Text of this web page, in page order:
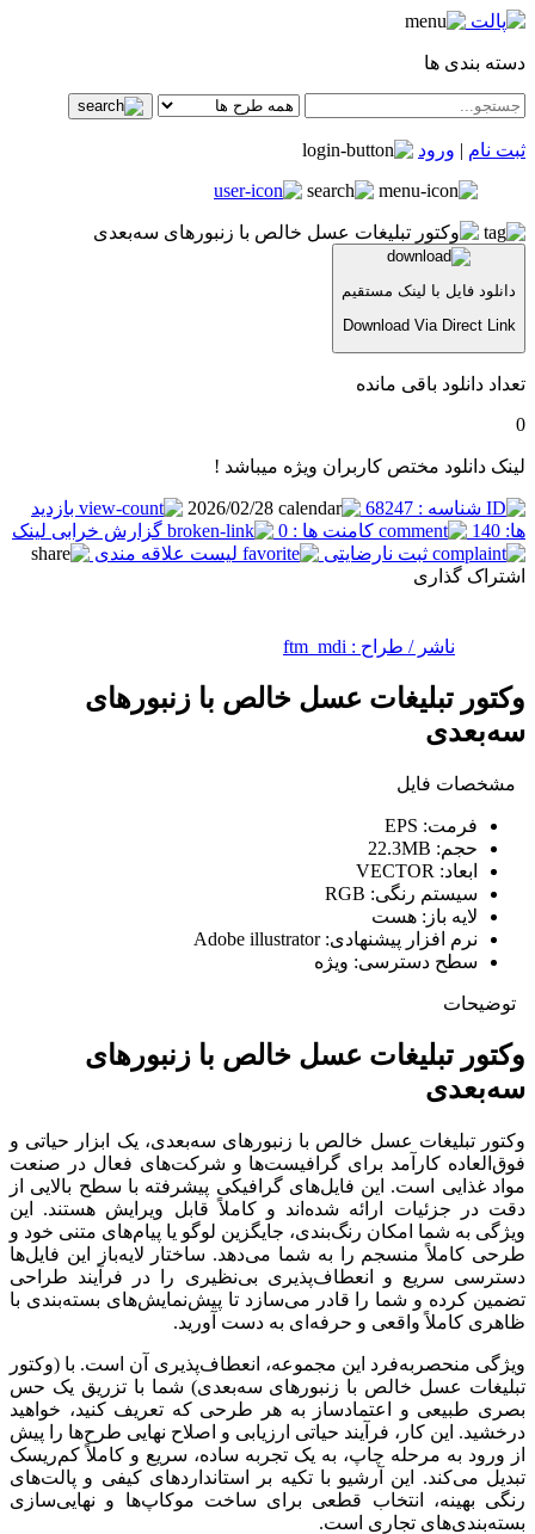
دسته بندی ها
ثبت نام | ورود
دانلود فایل با لینک مستقیم
Download Via Direct Link
تعداد دانلود باقی مانده
0
لینک دانلود مختص کاربران ویژه میباشد !
شناسه : 68247
بازدید
ها: 140
کامنت ها : 0
گزارش خرابی لینک
ثبت نارضایتی
لیست علاقه مندی
اشتراک گذاری
ناشر / طراح : ftm_mdi
وکتور تبلیغات عسل خالص با زنبورهای
سه‎‌بعدی
مشخصات فایل
فرمت:
حجم:
ابعاد:
سیستم رنگی:
لایه باز: هست
نرم افزار پیشنهادی: Adobe illustrator
سطح دسترسی: ویژه
توضیحات
وکتور تبلیغات عسل خالص با زنبورهای
سه‎‌بعدی
وکتور تبلیغات عسل خالص با زنبورهای سه‎‌بعدی، یک ابزار حیاتی و
فوق‌العاده کارآمد برای گرافیست‌ها و شرکت‌های فعال در صنعت
مواد غذایی است. این فایل‌های گرافیکی پیشرفته با سطح بالایی از
دقت در جزئیات ارائه شده‌اند و کاملاً قابل ویرایش هستند. این
ویژگی به شما امکان رنگ‌بندی، جایگزین لوگو یا پیام‌های متنی خود و
طرحی کاملاً منسجم را به شما می‌دهد. ساختار لایه‌باز این فایل‌ها
دسترسی سریع و انعطاف‌پذیری بی‌نظیری را در فرآیند طراحی
تضمین کرده و شما را قادر می‌سازد تا پیش‌نمایش‌های بسته‌بندی با
ظاهری کاملاً واقعی و حرفه‌ای به دست آورید.
ویژگی منحصربه‌فرد این مجموعه، انعطاف‌پذیری آن است. با (وکتور
تبلیغات عسل خالص با زنبورهای سه‎‌بعدی) شما با تزریق یک حس
بصری طبیعی و اعتمادساز به هر طرحی که تعریف کنید، خواهید
درخشید. این کار، فرآیند حیاتی ارزیابی و اصلاح نهایی طرح‌ها را پیش
از ورود به مرحله چاپ، به یک تجربه ساده، سریع و کاملاً کم‌ریسک
تبدیل می‌کند. این آرشیو با تکیه بر استانداردهای کیفی و پالت‌های
رنگی بهینه، انتخاب قطعی برای ساخت موکاپ‌ها و نهایی‌سازی
بسته‌بندی‌های تجاری است.